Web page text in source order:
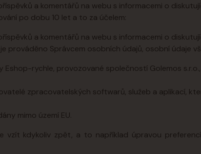
a komentářů na webu s informacemi o
po dobu 10 let a to za účelem:
a komentářů na webu s informacemi o
prováděno Správcem osobních údajů, osobní údaje
Eshop-rychle, provozované společností Golemos
zpracovatelských softwarů, služeb a aplikací,
mimo území EU.
vzít kdykoliv zpět, a to například úpravou